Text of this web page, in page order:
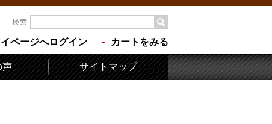
ページへログイン カートをみる
声 サイトマップ